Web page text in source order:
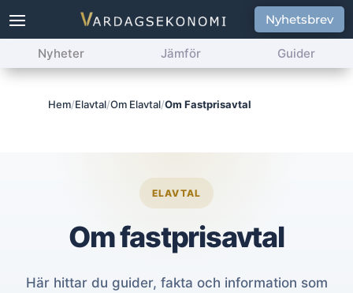
Nyhetsbrev
Nyheter Jämför Guider
Hem/Elavtal/Om Elavtal/Om Fastprisavtal
ELAVTAL
Om fastprisavtal
Här hittar du guider, fakta och information som